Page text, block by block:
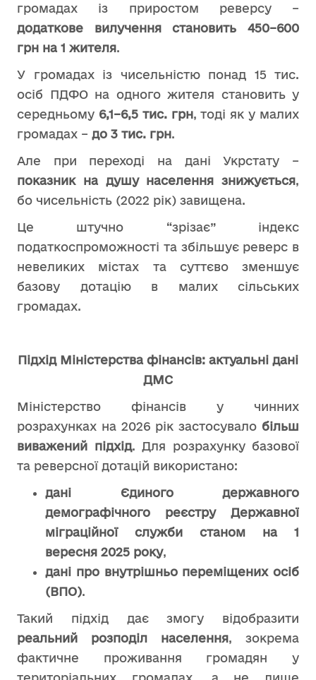
громадах із приростом реверсу –
додаткове вилучення становить 450–600
грн на 1 жителя.
У громадах із чисельністю понад 15 тис.
осіб ПДФО на одного жителя становить у
середньому 6,1–6,5 тис. грн, тоді як у малих
громадах – до 3 тис. грн.
Але при переході на дані Укрстату –
показник на душу населення знижується,
бо чисельність (2022 рік) завищена.
Це штучно “зрізає” індекс
податкоспроможності та збільшує реверс в
невеликих містах та суттєво зменшує
базову дотацію в малих сільських
громадах.
Підхід Міністерства фінансів: актуальні дані
ДМС
Міністерство фінансів у чинних
розрахунках на 2026 рік застосувало більш
виважений підхід. Для розрахунку базової
та реверсної дотацій використано:
дані Єдиного державного
демографічного реєстру Державної
міграційної служби станом на 1
вересня 2025 року,
дані про внутрішньо переміщених осіб
(ВПО).
Такий підхід дає змогу відобразити
реальний розподіл населення, зокрема
фактичне проживання громадян у